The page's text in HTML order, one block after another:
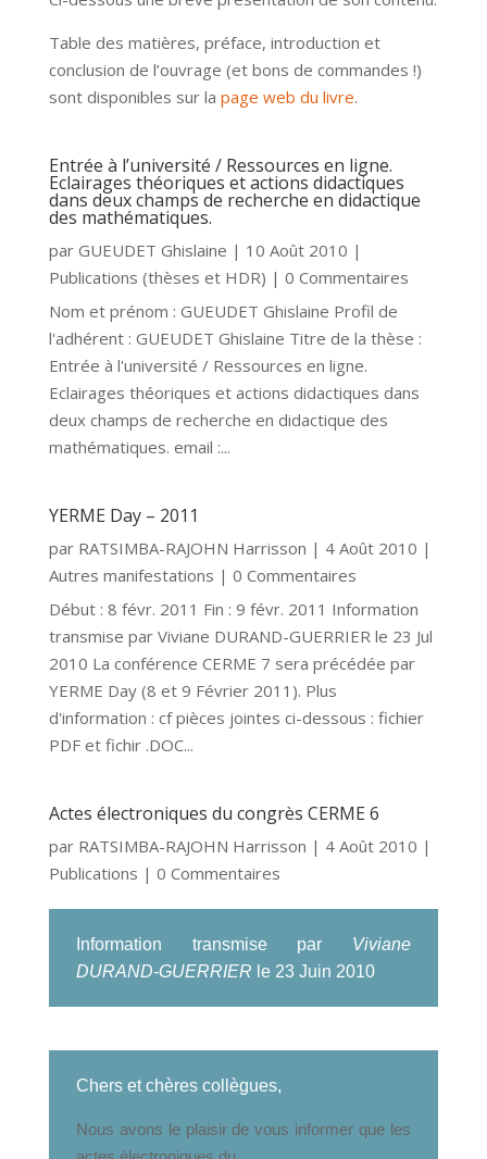
Table des matières, préface, introduction et
conclusion de l’ouvrage (et bons de commandes !)
sont disponibles sur la page web du livre.
Entrée à l’université / Ressources en ligne.
Eclairages théoriques et actions didactiques
dans deux champs de recherche en didactique
des mathématiques.
par GUEUDET Ghislaine | 10 Août 2010 |
Publications (thèses et HDR) | 0 Commentaires
Nom et prénom : GUEUDET Ghislaine Profil de
l'adhérent : GUEUDET Ghislaine Titre de la thèse :
Entrée à l'université / Ressources en ligne.
Eclairages théoriques et actions didactiques dans
deux champs de recherche en didactique des
mathématiques. email :...
YERME Day – 2011
par RATSIMBA-RAJOHN Harrisson | 4 Août 2010 |
Autres manifestations | 0 Commentaires
Début : 8 févr. 2011 Fin : 9 févr. 2011 Information
transmise par Viviane DURAND-GUERRIER le 23 Jul
2010 La conférence CERME 7 sera précédée par
YERME Day (8 et 9 Février 2011). Plus
d'information : cf pièces jointes ci-dessous : fichier
PDF et fichir .DOC...
Actes électroniques du congrès CERME 6
par RATSIMBA-RAJOHN Harrisson | 4 Août 2010 |
Publications | 0 Commentaires
Information transmise par Viviane
DURAND-GUERRIER le 23 Juin 2010
Chers et chères collègues,
Nous avons le plaisir de vous informer que les